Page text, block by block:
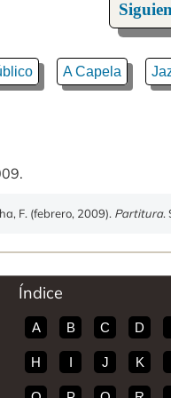
A Capela
F. (febrero, 2009). Partitura.
Índice
A B C D
H I J K